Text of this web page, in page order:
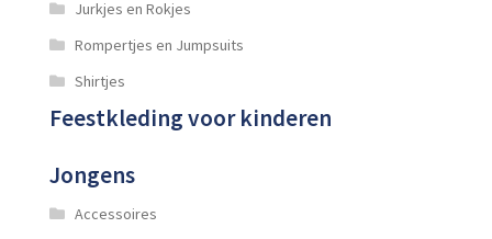
Jurkjes en Rokjes
Rompertjes en Jumpsuits
Shirtjes
Feestkleding voor kinderen
Jongens
Accessoires